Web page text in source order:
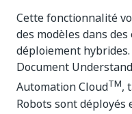
Cette fonctionnalité
des modèles dans
déploiement
Document
Automation CloudTM,
Robots sont déployés